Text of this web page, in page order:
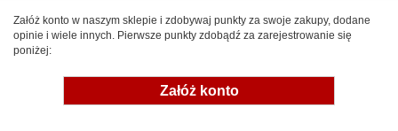
Załóż konto w naszym sklepie i zdobywaj punkty za swoje zakupy, dodane
opinie i wiele innych. Pierwsze punkty zdobądź za zarejestrowanie się
poniżej:
Załóż konto